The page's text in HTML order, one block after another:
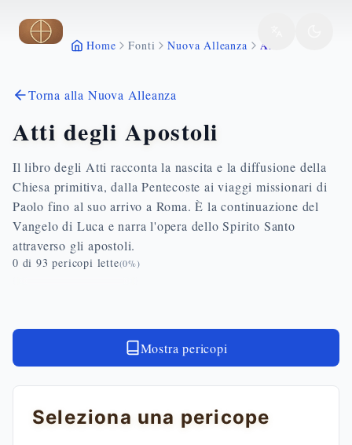
Vai al contenuto principale
Home Fonti Nuova Alleanza Atti
Torna alla Nuova Alleanza
Atti degli Apostoli
Il libro degli Atti racconta la nascita e la diffusione della
Chiesa primitiva, dalla Pentecoste ai viaggi missionari di
Paolo fino al suo arrivo a Roma. È la continuazione del
Vangelo di Luca e narra l'opera dello Spirito Santo
attraverso gli apostoli.
0 di 93 pericopi lette(0%)
Mostra pericopi
Seleziona una pericope